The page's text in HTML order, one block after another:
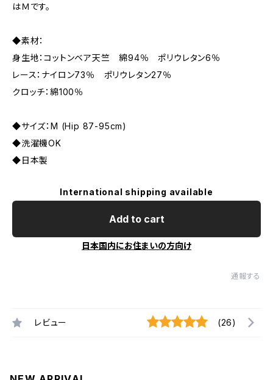
はＭです。
◆素材：
身生地：コットンベア天竺 綿94％ ポリウレタン6％
レース：ナイロン73％ ポリウレタン27％
クロッチ：綿100％
◆サイズ：M (Hip 87-95cm)
◆洗濯機OK
◆日本製
International shipping available
Add to cart
日本国内にお住まいの方向け
通報する
レビュー (26)